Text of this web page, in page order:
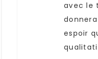
avec le
espoir